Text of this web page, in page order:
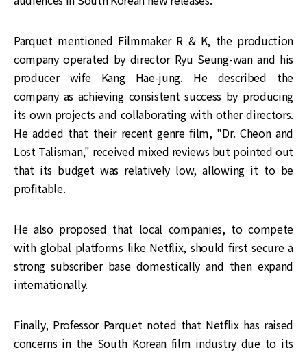
Parquet mentioned Filmmaker R & K, the production
company operated by director Ryu Seung-wan and his
producer wife Kang Hae-jung. He described the
company as achieving consistent success by producing
its own projects and collaborating with other directors.
He added that their recent genre film, "Dr. Cheon and
Lost Talisman," received mixed reviews but pointed out
that its budget was relatively low, allowing it to be
profitable.
He also proposed that local companies, to compete
with global platforms like Netflix, should first secure a
strong subscriber base domestically and then expand
internationally.
Finally, Professor Parquet noted that Netflix has raised
concerns in the South Korean film industry due to its